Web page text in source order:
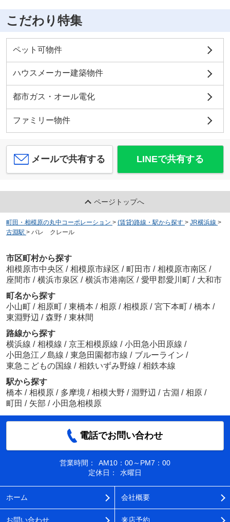
こだわり特集
ペット可物件
ハウスメーカー建築物件
都市ガス・オール電化
ファミリー物件
メールで共有する LINEで共有する
ページトップへ
町田・相模原の丸中コーポレーション > (賃貸)路線・駅から探す > JR横浜線 >
古淵駅 > パレ クレール
市区町村から探す
相模原市中央区 / 相模原市緑区 / 町田市 / 相模原市南区 /
座間市 / 横浜市泉区 / 横浜市港南区 / 愛甲郡愛川町 / 大和市
町名から探す
小山町 / 相原町 / 東橋本 / 相原 / 相模原 / 宮下本町 / 橋本 /
東淵野辺 / 森野 / 東林間
路線から探す
横浜線 / 相模線 / 京王相模原線 / 小田急小田原線 /
小田急江ノ島線 / 東急田園都市線 / ブルーライン /
東急こどもの国線 / 相鉄いずみ野線 / 相鉄本線
駅から探す
橋本 / 相模原 / 多摩境 / 相模大野 / 淵野辺 / 古淵 / 相原 /
町田 / 矢部 / 小田急相模原
電話でお問い合わせ
営業時間：
AM10：00～PM7：00
定休日：
水曜日
ホーム 会社概要
お問い合わせ 来店予約